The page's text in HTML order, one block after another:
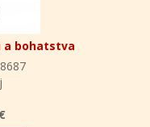
a bohatstva